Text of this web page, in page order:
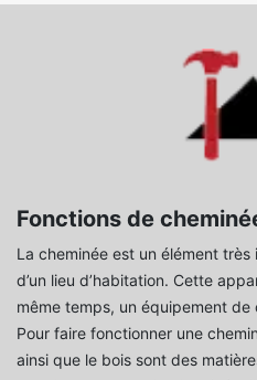
Fonctions de
La cheminée est un élément
d’un lieu d’habitation. Cette
même temps, un équipement
Pour faire fonctionner une
ainsi que le bois sont des